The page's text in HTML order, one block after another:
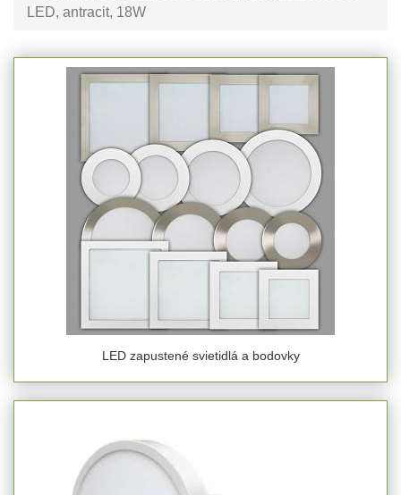
LED, antracit, 18W
LED zapustené svietidlá a bodovky